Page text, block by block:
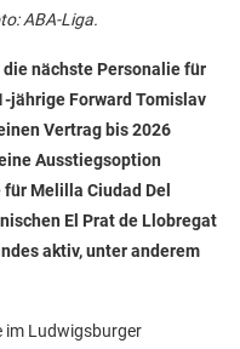
ABA-Liga.
die nächste Personalie für
jährige Forward Tomislav
Vertrag bis 2026
Ausstiegsoption
Melilla Ciudad Del
El Prat de Llobregat
aktiv, unter anderem
im Ludwigsburger